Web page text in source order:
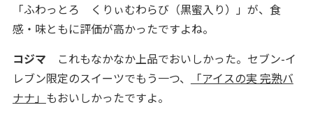
「ふわっとろ くりぃむわらび（黒蜜入り）」が、食
感・味ともに評価が高かったですよね。
コジマ これもなかなか上品でおいしかった。セブン-イ
レブン限定のスイーツでもう一つ、
「アイスの実 完熟バ
ナナ」 もおいしかったですよ。